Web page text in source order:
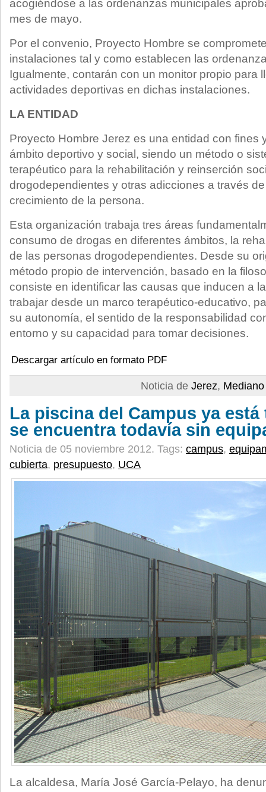
acogiéndose a las ordenanzas municipales
mes de mayo.
Por el convenio, Proyecto Hombre se
instalaciones tal y como establecen las
Igualmente, contarán con un monitor propio para
actividades deportivas en dichas instalaciones.
LA ENTIDAD
Proyecto Hombre Jerez es una entidad con fines
ámbito deportivo y social, siendo un método o
terapéutico para la rehabilitación y reinserción
drogodependientes y otras adicciones a través
crecimiento de la persona.
Esta organización trabaja tres áreas
consumo de drogas en diferentes ámbitos, la
de las personas drogodependientes. Desde su
método propio de intervención, basado en la
consiste en identificar las causas que inducen a
trabajar desde un marco terapéutico-educativo,
su autonomía, el sentido de la responsabilidad
entorno y su capacidad para tomar decisiones.
Descargar artículo en formato PDF
Noticia de Jerez,
La piscina del Campus ya
se encuentra todavía sin
Noticia de 05 noviembre 2012. Tags: campus,
cubierta, presupuesto, UCA
La alcaldesa, María José García-Pelayo, ha